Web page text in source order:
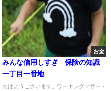
お金
みんな信用しすぎ 保険の知識
一丁目一番地
おはようございます。ワーキングマザー・